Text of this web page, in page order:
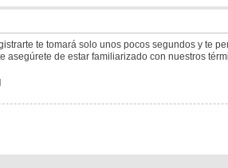
te tomará solo unos pocos segundos y te
asegúrete de estar familiarizado con nuestros